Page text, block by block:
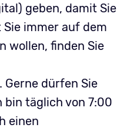
geben, damit Sie
immer auf dem
wollen, finden Sie
Gerne dürfen Sie
bin täglich von 7:00
einen